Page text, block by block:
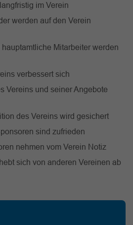
im Verein
werden auf den Verein
Mitarbeiter werden
verbessert sich
Vereins und seiner Angebote
des Vereins wird gesichert
sind zufrieden
nehmen vom Verein Notiz
sich von anderen Vereinen ab